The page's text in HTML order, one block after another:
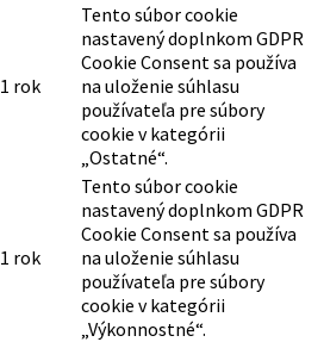
1 rok
Tento súbor cookie
nastavený doplnkom GDPR
Cookie Consent sa používa
na uloženie súhlasu
používateľa pre súbory
cookie v kategórii
„Ostatné“.
1 rok
Tento súbor cookie
nastavený doplnkom GDPR
Cookie Consent sa používa
na uloženie súhlasu
používateľa pre súbory
cookie v kategórii
„Výkonnostné“.